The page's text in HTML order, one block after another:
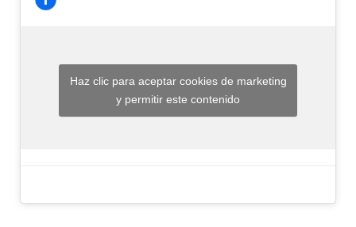
Haz clic para aceptar cookies de marketing
y permitir este contenido